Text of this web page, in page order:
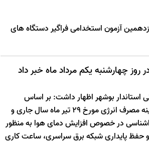
آزمون استخدامی فراگیر دستگاه های
روز چهارشنبه یکم مرداد ماه خبر داد
استاندار بوشهر اظهار داشت: بر اساس
تصمیمات متخذه در جلسه کارگروه استانی مدیریت بهینه مصرف انرژی مورخ 29 تیر ماه سال جاری و
در خصوص افزایش دمای هوا به منظور
حفظ پایداری شبکه برق سراسری، ساعت کاری